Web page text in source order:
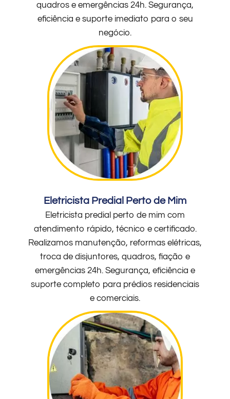
quadros e emergências 24h. Segurança,
eficiência e suporte imediato para o seu
negócio.
Eletricista Predial Perto de Mim
Eletricista predial perto de mim com
atendimento rápido, técnico e certificado.
Realizamos manutenção, reformas elétricas,
troca de disjuntores, quadros, fiação e
emergências 24h. Segurança, eficiência e
suporte completo para prédios residenciais
e comerciais.